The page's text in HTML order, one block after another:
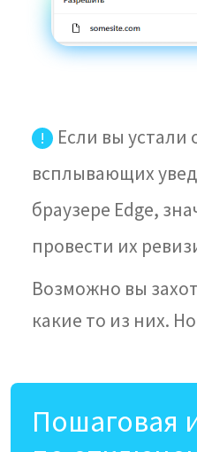
!
Если вы устали
всплывающих
браузере Edge,
провести их
Возможно вы
какие то из них.
Пошаговая